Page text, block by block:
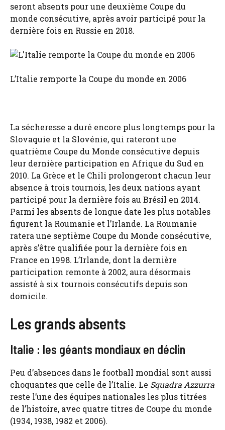
seront absents pour une deuxième Coupe du
monde consécutive, après avoir participé pour la
dernière fois en Russie en 2018.
L’Italie remporte la Coupe du monde en 2006
La sécheresse a duré encore plus longtemps pour la
Slovaquie et la Slovénie, qui rateront une
quatrième Coupe du Monde consécutive depuis
leur dernière participation en Afrique du Sud en
2010. La Grèce et le Chili prolongeront chacun leur
absence à trois tournois, les deux nations ayant
participé pour la dernière fois au Brésil en 2014.
Parmi les absents de longue date les plus notables
figurent la Roumanie et l’Irlande. La Roumanie
ratera une septième Coupe du Monde consécutive,
après s’être qualifiée pour la dernière fois en
France en 1998. L’Irlande, dont la dernière
participation remonte à 2002, aura désormais
assisté à six tournois consécutifs depuis son
domicile.
Les grands absents
Italie : les géants mondiaux en déclin
Peu d’absences dans le football mondial sont aussi
choquantes que celle de l’Italie. Le Squadra Azzurra
reste l’une des équipes nationales les plus titrées
de l’histoire, avec quatre titres de Coupe du monde
(1934, 1938, 1982 et 2006).